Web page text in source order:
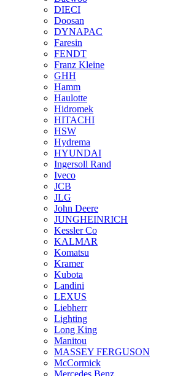
DIECI
Doosan
DYNAPAC
Faresin
FENDT
Franz Kleine
GHH
Hamm
Haulotte
Hidromek
HITACHI
HSW
Hydrema
HYUNDAI
Ingersoll Rand
Iveco
JCB
JLG
John Deere
JUNGHEINRICH
Kessler Co
KALMAR
Komatsu
Kramer
Kubota
Landini
LEXUS
Liebherr
Lighting
Long King
Manitou
MASSEY FERGUSON
McCormick
Mercedes Benz